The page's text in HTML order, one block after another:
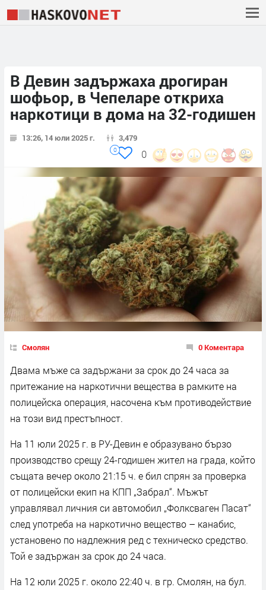
В Девин задържаха дрогиран
шофьор, в Чепеларе откриха
наркотици в дома на 32-годишен
13:26, 14 юли 2025 г. 3,479
0
0
Смолян 0 Коментара
Двама мъже са задържани за срок до 24 часа за
притежание на наркотични вещества в рамките на
полицейска операция, насочена към противодействие
на този вид престъпност.
На 11 юли 2025 г. в РУ-Девин е образувано бързо
производство срещу 24-годишен жител на града, който
същата вечер около 21:15 ч. е бил спрян за проверка
от полицейски екип на КПП „Забрал“. Мъжът
управлявал личния си автомобил „Фолксваген Пасат“
след употреба на наркотично вещество – канабис,
установено по надлежния ред с техническо средство.
Той е задържан за срок до 24 часа.
На 12 юли 2025 г. около 22:40 ч. в гр. Смолян, на бул.